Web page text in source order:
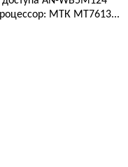
МТК MT7613...